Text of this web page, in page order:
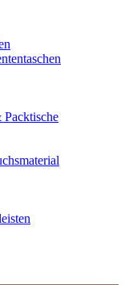
Packtische